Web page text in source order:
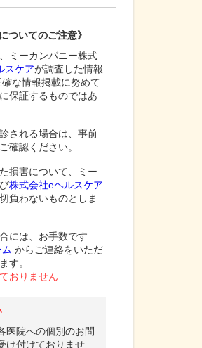
ついてのご注意》
ミーカンパニー株式
スケアが調査した情報
な情報掲載に努めて
保証するものではあ
される場合は、事前
確認ください。
損害について、ミー
株式会社eヘルスケア
負わないものとしま
には、お手数です
からご連絡をいただ
す。
おりません
医院への個別のお問
け付けておりませ